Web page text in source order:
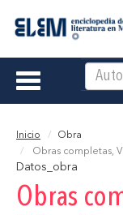
Toggle
Inicio
Obra
Obras completas,
Datos_obra
Obras